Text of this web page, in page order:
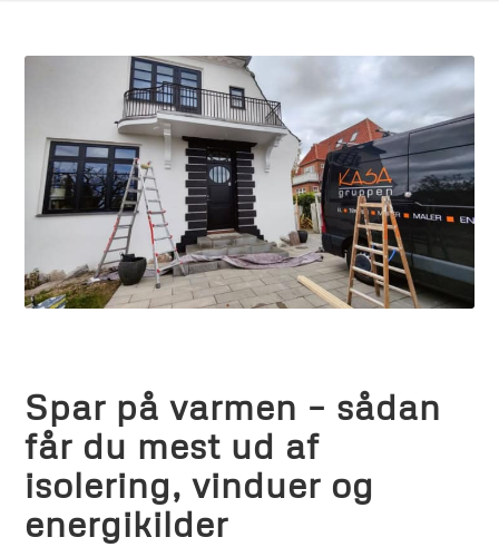
Spar på varmen – sådan
får du mest ud af
isolering, vinduer og
energikilder